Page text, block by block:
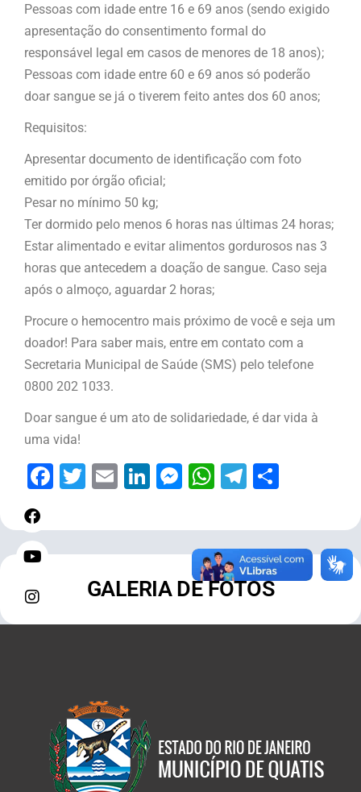
Pessoas com idade entre 16 e 69 anos (sendo exigido
apresentação do consentimento formal do
responsável legal em casos de menores de 18 anos);
Pessoas com idade entre 60 e 69 anos só poderão
doar sangue se já o tiverem feito antes dos 60 anos;
Requisitos:
Apresentar documento de identificação com foto
emitido por órgão oficial;
Pesar no mínimo 50 kg;
Ter dormido pelo menos 6 horas nas últimas 24 horas;
Estar alimentado e evitar alimentos gordurosos nas 3
horas que antecedem a doação de sangue. Caso seja
após o almoço, aguardar 2 horas;
Procure o hemocentro mais próximo de você e seja um
doador! Para saber mais, entre em contato com a
Secretaria Municipal de Saúde (SMS) pelo telefone
0800 202 1033.
Doar sangue é um ato de solidariedade, é dar vida à
uma vida!
Facebook
Twitter
EmailLinkedIn
Messenger
WhatsApp
Telegram
GALERIA DE FOTOS